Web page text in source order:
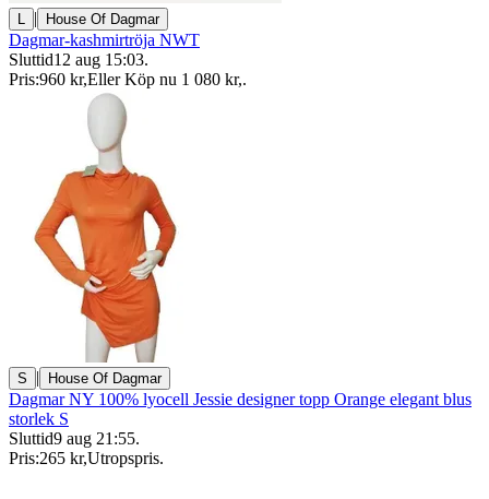
L | House Of Dagmar
Dagmar-kashmirtröja NWT
Sluttid12 aug 15:03.
Pris:960 kr,Eller Köp nu 1 080 kr,.
S | House Of Dagmar
Dagmar NY 100% lyocell Jessie designer topp Orange elegant blus
storlek S
Sluttid9 aug 21:55.
Pris:265 kr,Utropspris.